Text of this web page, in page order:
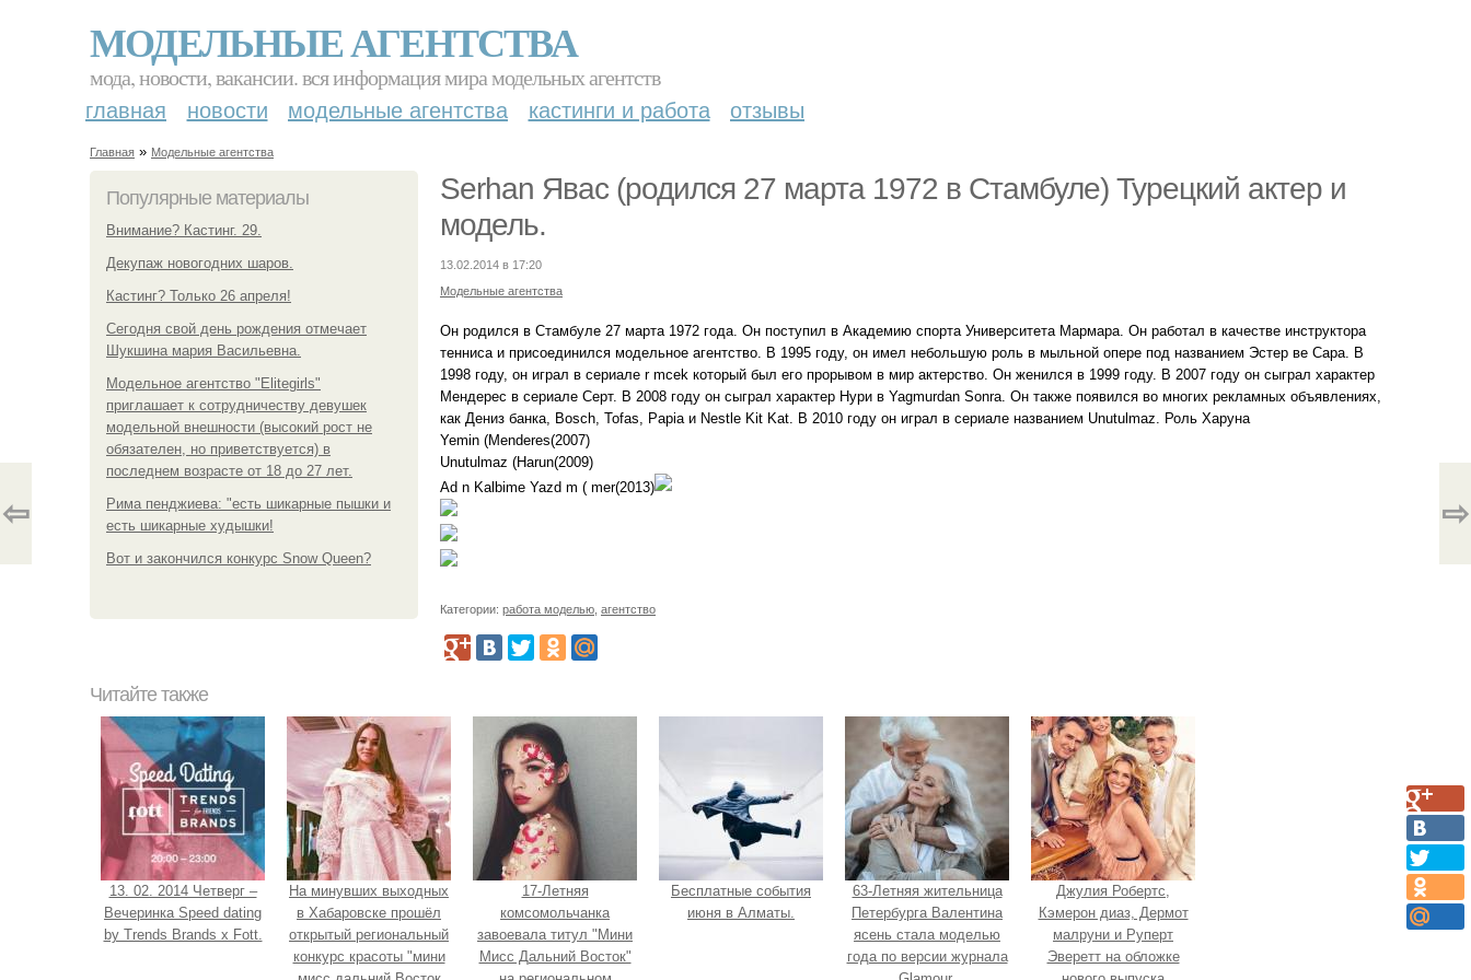
МОДЕЛЬНЫЕ АГЕНТСТВА
мода, новости, вакансии. вся информация мира модельных агентств
главная новости модельные агентства кастинги и работа отзывы
Главная » Модельные агентства
Популярные материалы
Внимание? Кастинг. 29.
Декупаж новогодних шаров.
Кастинг? Только 26 апреля!
Сегодня свой день рождения отмечает
Шукшина мария Васильевна.
Модельное агентство "Elitegirls"
приглашает к сотрудничеству девушек
модельной внешности (высокий рост не
обязателен, но приветствуется) в
последнем возрасте от 18 до 27 лет.
Рима пенджиева: "есть шикарные пышки и
есть шикарные худышки!
Вот и закончился конкурс Snow Queen?
Serhan Явас (родился 27 марта 1972 в Стамбуле) Турецкий актер и
модель.
13.02.2014 в 17:20
Модельные агентства
Он родился в Стамбуле 27 марта 1972 года. Он поступил в Академию спорта Университета Мармара. Он работал в качестве инструктора
тенниса и присоединился модельное агентство. В 1995 году, он имел небольшую роль в мыльной опере под названием Эстер ве Сара. В
1998 году, он играл в сериале r mcek который был его прорывом в мир актерство. Он женился в 1999 году. В 2007 году он сыграл характер
Мендерес в сериале Серт. В 2008 году он сыграл характер Нури в Yagmurdan Sonra. Он также появился во многих рекламных объявлениях,
как Дениз банка, Bosch, Tofas, Papia и Nestle Kit Kat. В 2010 году он играл в сериале названием Unutulmaz. Роль Харуна
Yemin (Menderes(2007)
Unutulmaz (Harun(2009)
Ad n Kalbime Yazd m ( mer(2013)
Категории: работа моделью агентство
⇦ ⇨
Читайте также
13. 02. 2014 Четверг –
Вечеринка Speed dating
by Trends Brands x Fott.
На минувших выходных
в Хабаровске прошёл
открытый региональный
конкурс красоты "мини
17-Летняя
комсомольчанка
завоевала титул "Мини
Мисс Дальний Восток"
Бесплатные события
июня в Алматы.
63-Летняя жительница
Петербурга Валентина
ясень стала моделью
года по версии журнала
Джулия Робертс,
Кэмерон диаз, Дермот
малруни и Руперт
Эверетт на обложке